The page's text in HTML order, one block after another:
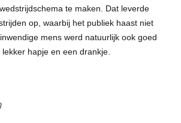
te maken. Dat leverde
op, waarbij het publiek haast niet
mens werd natuurlijk ook goed
hapje en een drankje.